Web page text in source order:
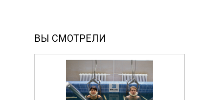
ВЫ СМОТРЕЛИ